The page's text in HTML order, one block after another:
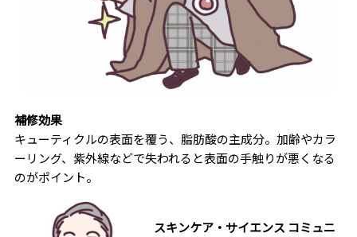
補修効果
キューティクルの表面を覆う、脂肪酸の主成分。加齢やカラ
ーリング、紫外線などで失われると表面の手触りが悪くなる
のがポイント。
スキンケア・サイエンス コミュニ